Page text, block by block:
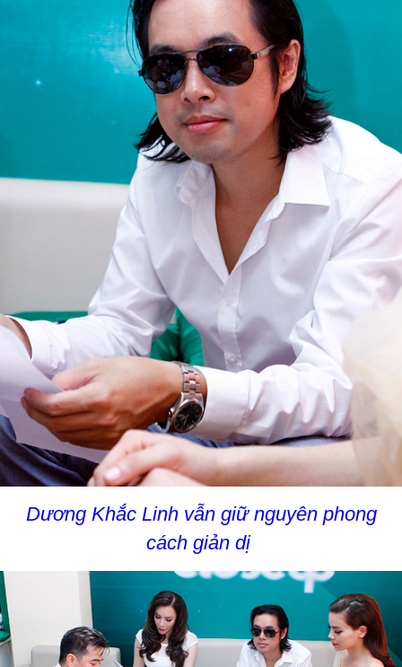
Dương Khắc Linh vẫn giữ nguyên phong
cách giản dị